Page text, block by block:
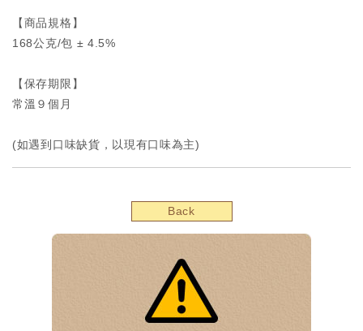
【商品規格】
168公克/包 ± 4.5%
【保存期限】
常溫９個月
(如遇到口味缺貨，以現有口味為主)
Back